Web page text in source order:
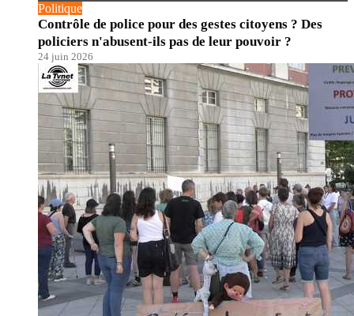
Politique
Contrôle de police pour des gestes citoyens ? Des
policiers n'abusent-ils pas de leur pouvoir ?
24 juin 2026